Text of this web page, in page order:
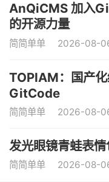
AnQiCMS 加入
的开源力量
简简单单 2026-08-
TOPIAM：国产
GitCode
简简单单 2026-08-
发光眼镜青蛙表情
简简单单 2026-08-